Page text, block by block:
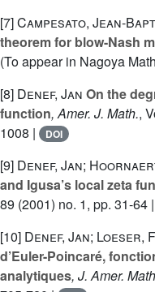
[7]Campesato, Jean-
theorem for blow-Nash
(To appear in Nagoya
[8] Denef, Jan On the
function, Amer. J. Math.,
1008 |
DOI
[9] Denef, Jan;
and Igusa’s local zeta
89 (2001) no. 1, pp. 31-64 |
[10] Denef, Jan; Loeser,
d’Euler-Poincaré,
analytiques, J. Amer.